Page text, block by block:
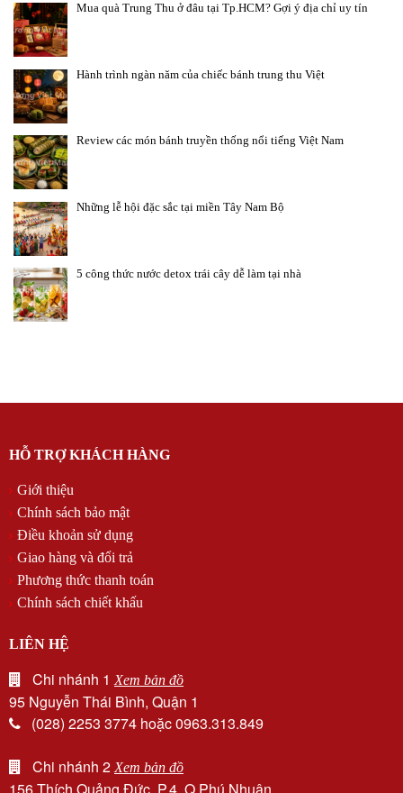
Mua quà Trung Thu ở đâu tại Tp.HCM? Gợi ý địa chỉ uy tín
Hành trình ngàn năm của chiếc bánh trung thu Việt
Review các món bánh truyền thống nổi tiếng Việt Nam
Những lễ hội đặc sắc tại miền Tây Nam Bộ
5 công thức nước detox trái cây dễ làm tại nhà
HỖ TRỢ KHÁCH HÀNG
Giới thiệu
Chính sách bảo mật
Điều khoản sử dụng
Giao hàng và đổi trả
Phương thức thanh toán
Chính sách chiết khấu
LIÊN HỆ
Chi nhánh 1Xem bản đồ
95 Nguyễn Thái Bình, Quận 1
(028) 2253 3774 hoặc 0963.313.849
Chi nhánh 2Xem bản đồ